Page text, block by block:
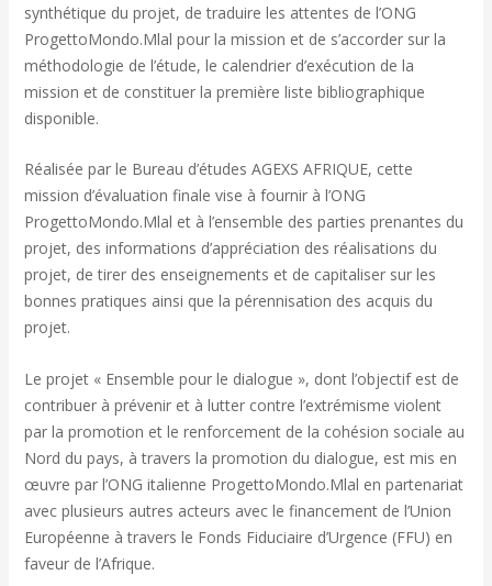
synthétique du projet, de traduire les attentes de l’ONG
ProgettoMondo.Mlal pour la mission et de s’accorder sur la
méthodologie de l’étude, le calendrier d’exécution de la
mission et de constituer la première liste bibliographique
disponible.
Réalisée par le Bureau d’études AGEXS AFRIQUE, cette
mission d’évaluation finale vise à fournir à l’ONG
ProgettoMondo.Mlal et à l’ensemble des parties prenantes du
projet, des informations d’appréciation des réalisations du
projet, de tirer des enseignements et de capitaliser sur les
bonnes pratiques ainsi que la pérennisation des acquis du
projet.
Le projet « Ensemble pour le dialogue », dont l’objectif est de
contribuer à prévenir et à lutter contre l’extrémisme violent
par la promotion et le renforcement de la cohésion sociale au
Nord du pays, à travers la promotion du dialogue, est mis en
œuvre par l’ONG italienne ProgettoMondo.Mlal en partenariat
avec plusieurs autres acteurs avec le financement de l’Union
Européenne à travers le Fonds Fiduciaire d’Urgence (FFU) en
faveur de l’Afrique.